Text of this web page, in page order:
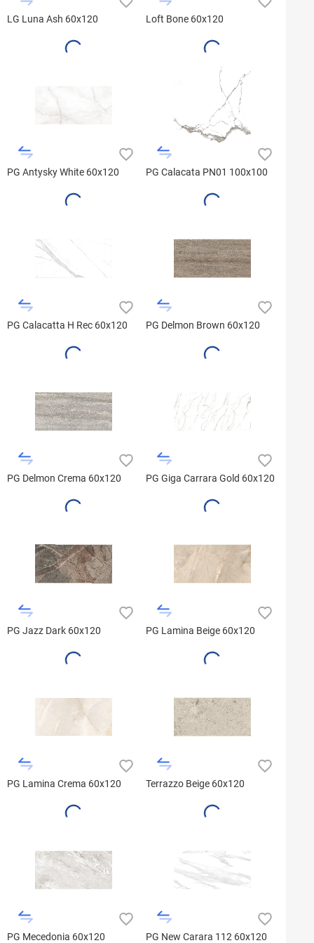
LG Luna Ash 60x120 Loft Bone 60x120
PG Antysky White 60x120 PG Calacata PN01 100x100
PG Calacatta H Rec 60x120 PG Delmon Brown 60x120
PG Delmon Crema 60x120 PG Giga Carrara Gold 60x120
PG Jazz Dark 60x120 PG Lamina Beige 60x120
PG Lamina Crema 60x120 Terrazzo Beige 60x120
PG Mecedonia 60x120 PG New Carara 112 60x120